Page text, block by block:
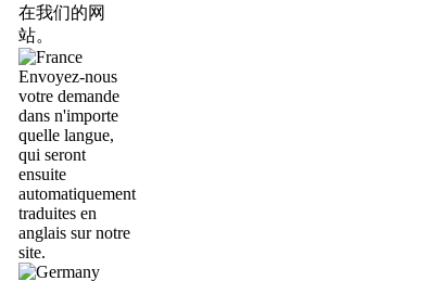
在我们的网
站。
Envoyez-nous
votre demande
dans n'importe
quelle langue,
qui seront
ensuite
automatiquement
traduites en
anglais sur notre
site.